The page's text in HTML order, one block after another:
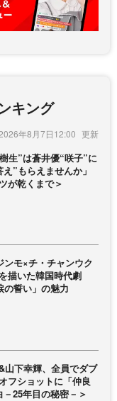
キング
年8月7日12:00
生”は蒼井優“咲子”に
”もらえませんか」
が乾くまで＞
モ×チ・チャンウク
描いた韓国時代劇
の誓い」の魅力
山下幸輝、全員でダブ
フショットに「仲良
25年目の秘密－＞